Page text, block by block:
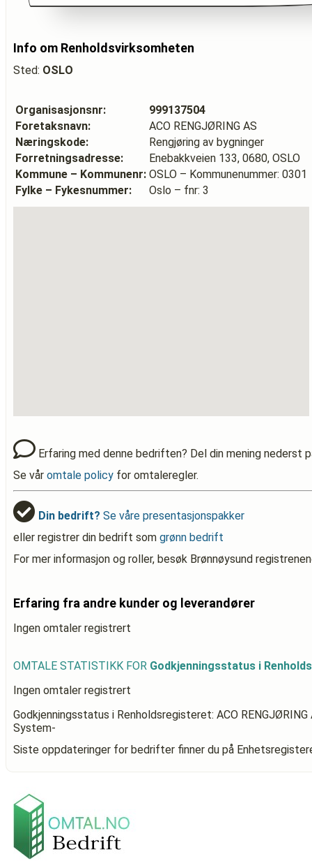
Info om Renholdsvirksomheten
Sted: OSLO
Organisasjonsnr:
999137504
Foretaksnavn:
ACO RENGJØRING AS
Næringskode:
Rengjøring av bygninger
Forretningsadresse:
Enebakkveien 133, 0680, OSLO
Kommune – Kommunenr: OSLO – Kommunenummer: 0301
Fylke – Fykesnummer:
Oslo – fnr: 3
Erfaring med denne bedriften? Del din mening nederst
Se vår omtale policy for omtaleregler.
Din bedrift? Se våre presentasjonspakker
eller registrer din bedrift som grønn bedrift
For mer informasjon og roller, besøk Brønnøysund
Erfaring fra andre kunder og leverandører
Ingen omtaler registrert
OMTALE STATISTIKK FOR Godkjenningsstatus i
Ingen omtaler registrert
Godkjenningsstatus i Renholdsregisteret: ACO RENGJØRING
System-
Siste oppdateringer for bedrifter finner du på